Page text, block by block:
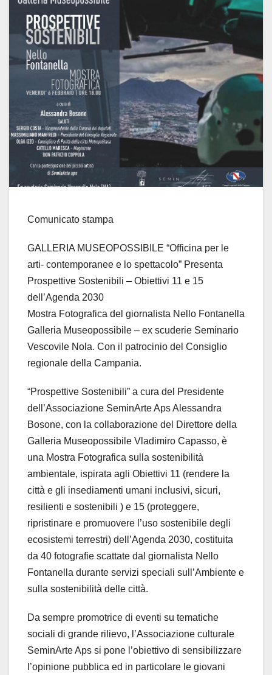
Comunicato stampa
GALLERIA MUSEOPOSSIBILE “Officina per le
arti- contemporanee e lo spettacolo” Presenta
Prospettive Sostenibili – Obiettivi 11 e 15
dell’Agenda 2030
Mostra Fotografica del giornalista Nello Fontanella
Galleria Museopossibile – ex scuderie Seminario
Vescovile Nola. Con il patrocinio del Consiglio
regionale della Campania.
“Prospettive Sostenibili” a cura del Presidente
dell’Associazione SeminArte Aps Alessandra
Bosone, con la collaborazione del Direttore della
Galleria Museopossibile Vladimiro Capasso, è
una Mostra Fotografica sulla sostenibilità
ambientale, ispirata agli Obiettivi 11 (rendere la
città e gli insediamenti umani inclusivi, sicuri,
resilienti e sostenibili ) e 15 (proteggere,
ripristinare e promuovere l’uso sostenibile degli
ecosistemi terrestri) dell’Agenda 2030, costituita
da 40 fotografie scattate dal giornalista Nello
Fontanella durante servizi speciali sull’Ambiente e
sulla sostenibilità delle città.
Da sempre promotrice di eventi su tematiche
sociali di grande rilievo, l’Associazione culturale
SeminArte Aps si pone l’obiettivo di sensibilizzare
l’opinione pubblica ed in particolare le giovani